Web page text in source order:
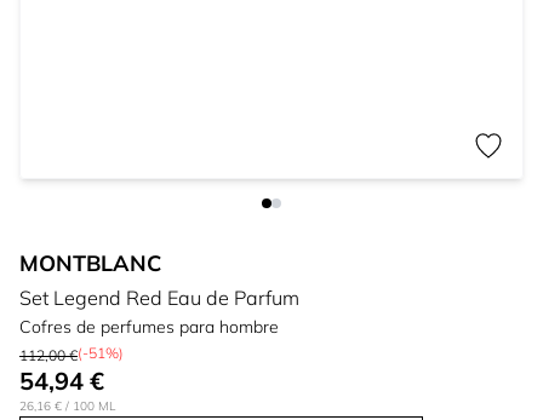
MONTBLANC
Set Legend Red Eau de Parfum
Cofres de perfumes para hombre
112,00 €(-51%)
54,94 €
26,16 € / 100 ML